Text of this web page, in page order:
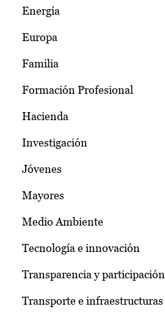
Energía
Europa
Familia
Formación Profesional
Hacienda
Investigación
Jóvenes
Mayores
Medio Ambiente
Tecnología e innovación
Transparencia y participación
Transporte e infraestructuras